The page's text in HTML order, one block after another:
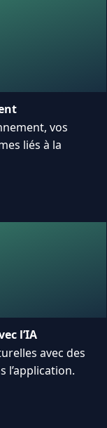
vos
liés à la
l’IA
avec des
l’application.